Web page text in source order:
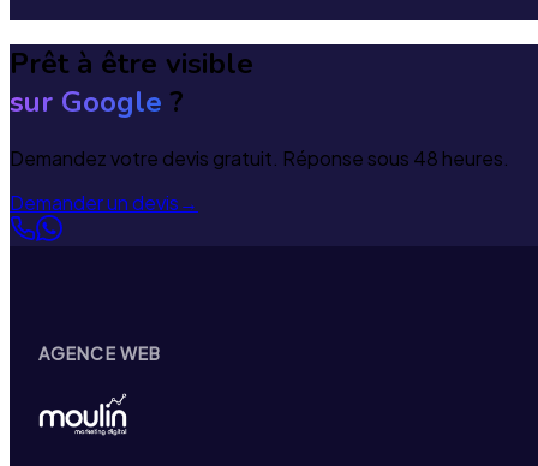
Prêt à être visible
sur Google ?
Demandez votre devis gratuit. Réponse sous 48 heures.
Demander un devis→
AGENCE WEB